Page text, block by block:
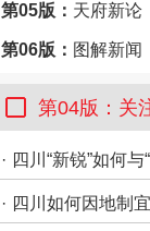
第05版： 天府新论
第06版： 图解新闻
第08版：市州观察
第04版：关
· 四川“新锐”如何与
· 四川如何因地制